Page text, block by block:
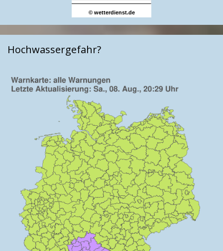
© wetterdienst.de
Hochwassergefahr?